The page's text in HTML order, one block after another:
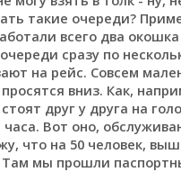
такие очереди?
всего два
сразу по
на рейс. Совсем
вниз. Как,
друг у друга на
Вот оно,
что на 50 человек,
мы прошли